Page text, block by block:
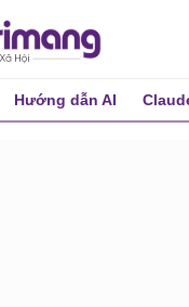
Hướng dẫn AI